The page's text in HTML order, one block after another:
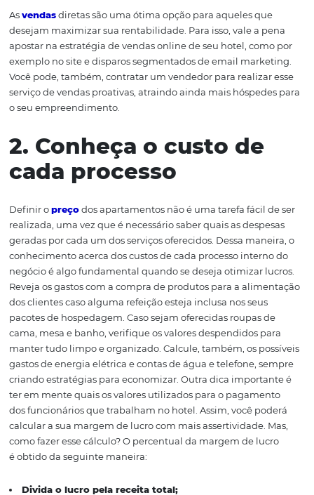
lucro. Para conhecê-las, continue a leitura:
1. Aposte em vendas
diretas
desejam maximizar sua rentabilidade. Para isso, vale a
apostar na estratégia de vendas online de seu hotel,
exemplo no site e disparos segmentados de email
Você pode, também, contratar um vendedor para
serviço de vendas proativas, atraindo ainda mais
o seu empreendimento.
2. Conheça o custo de
cada processo
Definir opreçodos apartamentos não é uma tarefa fácil
realizada, uma vez que é necessário saber quais as
geradas por cada um dos serviços oferecidos. Dessa
conhecimento acerca dos custos de cada processo
negócio é algo fundamental quando se deseja otimizar
Reveja os gastos com a compra de produtos para a
pacotes de hospedagem. Caso sejam oferecidas roupas